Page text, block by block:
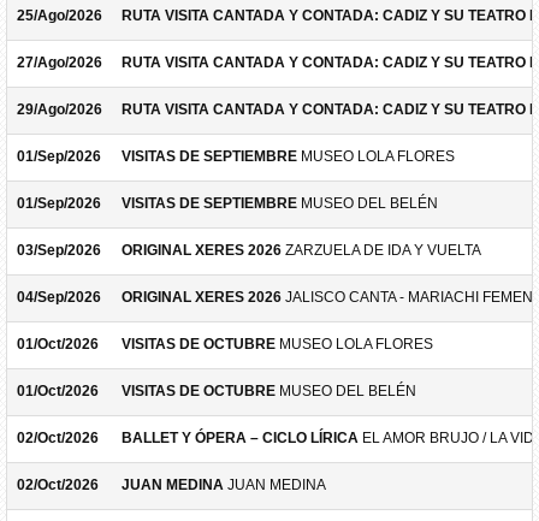
25/Ago/2026 RUTA VISITA CANTADA Y CONTADA: CADIZ Y SU TEATRO
27/Ago/2026 RUTA VISITA CANTADA Y CONTADA: CADIZ Y SU TEATRO
29/Ago/2026 RUTA VISITA CANTADA Y CONTADA: CADIZ Y SU TEATRO
01/Sep/2026 VISITAS DE SEPTIEMBRE MUSEO LOLA FLORES
01/Sep/2026 VISITAS DE SEPTIEMBRE MUSEO DEL BELÉN
03/Sep/2026 ORIGINAL XERES 2026 ZARZUELA DE IDA Y VUELTA
04/Sep/2026 ORIGINAL XERES 2026 JALISCO CANTA - MARIACHI
01/Oct/2026 VISITAS DE OCTUBRE MUSEO LOLA FLORES
01/Oct/2026 VISITAS DE OCTUBRE MUSEO DEL BELÉN
02/Oct/2026 BALLET Y ÓPERA – CICLO LÍRICA EL AMOR BRUJO / LA
02/Oct/2026 JUAN MEDINA JUAN MEDINA